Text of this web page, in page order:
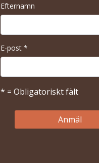
Efternamn
E-post *
* = Obligatoriskt fält